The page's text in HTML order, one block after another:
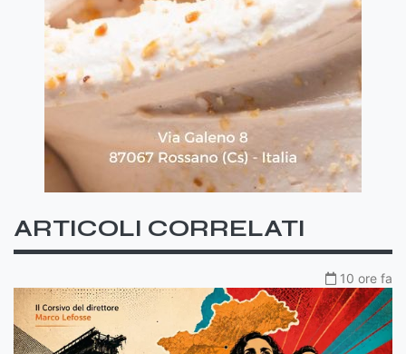
ARTICOLI CORRELATI
10 ore fa